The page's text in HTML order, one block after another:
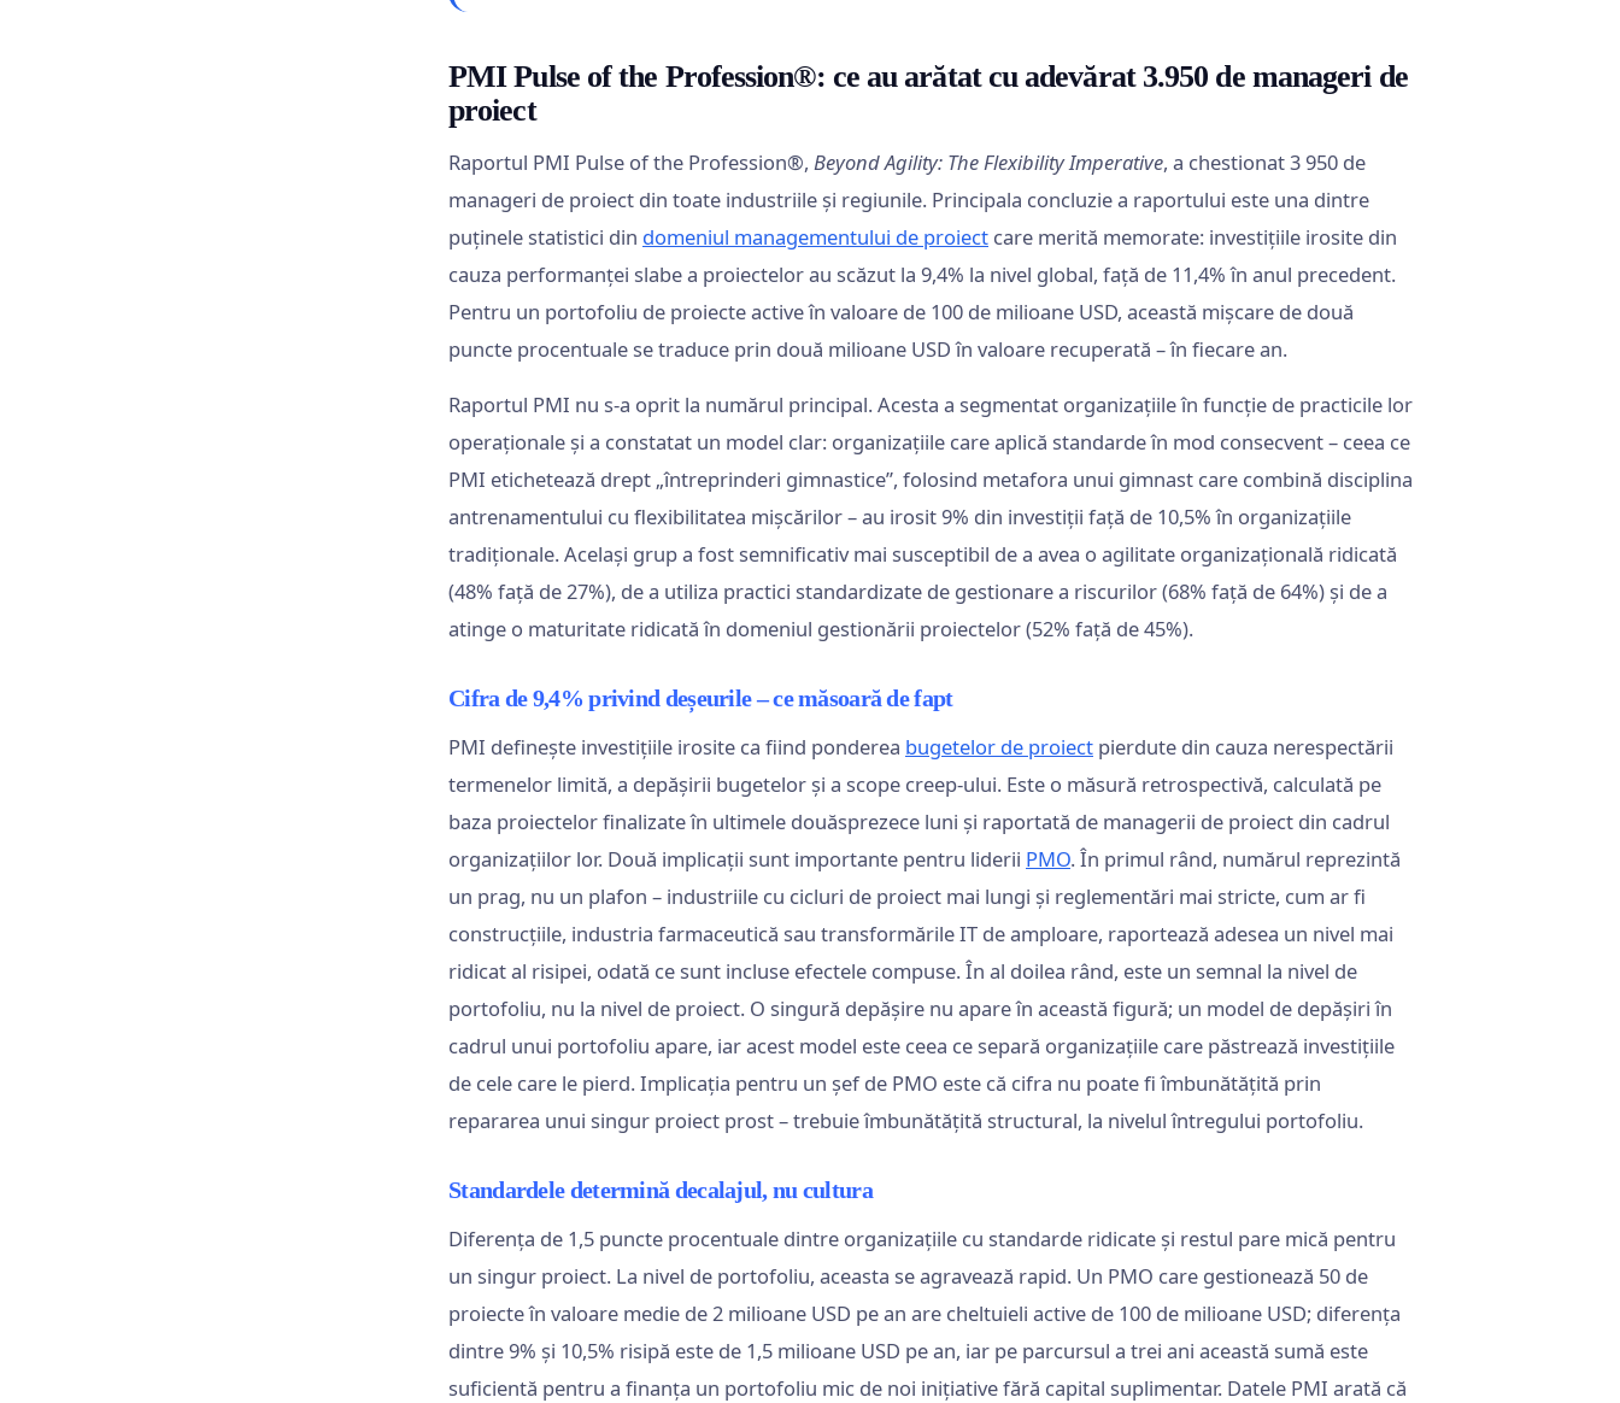
PMI Pulse of the Profession®: ce au arătat cu adevărat 3.950 de manageri de
proiect
Raportul PMI Pulse of the Profession®, Beyond Agility: The Flexibility Imperative, a chestionat 3 950 de
manageri de proiect din toate industriile și regiunile. Principala concluzie a raportului este una dintre
puținele statistici din domeniul managementului de proiect care merită memorate: investițiile irosite din
cauza performanței slabe a proiectelor au scăzut la 9,4% la nivel global, față de 11,4% în anul precedent.
Pentru un portofoliu de proiecte active în valoare de 100 de milioane USD, această mișcare de două
puncte procentuale se traduce prin două milioane USD în valoare recuperată – în fiecare an.
Raportul PMI nu s-a oprit la numărul principal. Acesta a segmentat organizațiile în funcție de practicile lor
operaționale și a constatat un model clar: organizațiile care aplică standarde în mod consecvent – ceea ce
PMI etichetează drept „întreprinderi gimnastice”, folosind metafora unui gimnast care combină disciplina
antrenamentului cu flexibilitatea mișcărilor – au irosit 9% din investiții față de 10,5% în organizațiile
tradiționale. Același grup a fost semnificativ mai susceptibil de a avea o agilitate organizațională ridicată
(48% față de 27%), de a utiliza practici standardizate de gestionare a riscurilor (68% față de 64%) și de a
atinge o maturitate ridicată în domeniul gestionării proiectelor (52% față de 45%).
Cifra de 9,4% privind deșeurile – ce măsoară de fapt
PMI definește investițiile irosite ca fiind ponderea bugetelor de proiect pierdute din cauza nerespectării
termenelor limită, a depășirii bugetelor și a scope creep-ului. Este o măsură retrospectivă, calculată pe
baza proiectelor finalizate în ultimele douăsprezece luni și raportată de managerii de proiect din cadrul
organizațiilor lor. Două implicații sunt importante pentru liderii PMO. În primul rând, numărul reprezintă
un prag, nu un plafon – industriile cu cicluri de proiect mai lungi și reglementări mai stricte, cum ar fi
construcțiile, industria farmaceutică sau transformările IT de amploare, raportează adesea un nivel mai
ridicat al risipei, odată ce sunt incluse efectele compuse. În al doilea rând, este un semnal la nivel de
portofoliu, nu la nivel de proiect. O singură depășire nu apare în această figură; un model de depășiri în
cadrul unui portofoliu apare, iar acest model este ceea ce separă organizațiile care păstrează investițiile
de cele care le pierd. Implicația pentru un șef de PMO este că cifra nu poate fi îmbunătățită prin
repararea unui singur proiect prost – trebuie îmbunătățită structural, la nivelul întregului portofoliu.
Standardele determină decalajul, nu cultura
Diferența de 1,5 puncte procentuale dintre organizațiile cu standarde ridicate și restul pare mică pentru
un singur proiect. La nivel de portofoliu, aceasta se agravează rapid. Un PMO care gestionează 50 de
proiecte în valoare medie de 2 milioane USD pe an are cheltuieli active de 100 de milioane USD; diferența
dintre 9% și 10,5% risipă este de 1,5 milioane USD pe an, iar pe parcursul a trei ani această sumă este
suficientă pentru a finanța un portofoliu mic de noi inițiative fără capital suplimentar. Datele PMI arată că